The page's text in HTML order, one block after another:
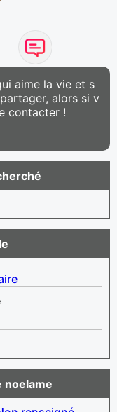
aime la vie et s
alors si v
contacter !
noelame